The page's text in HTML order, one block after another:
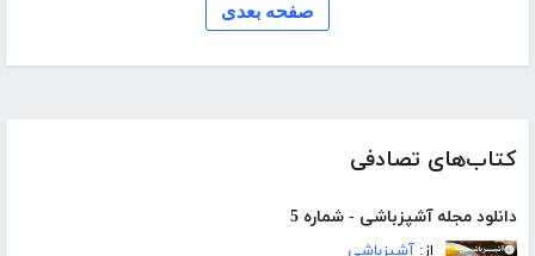
کتاب‌های تصادفی
دانلود مجله آشپزباشی - شماره 5
از: آشپزباشی
صفحه بعدی